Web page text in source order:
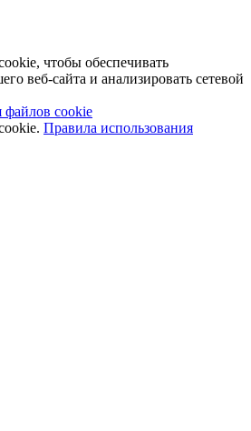
чтобы обеспечивать
веб-сайта и анализировать сетевой
файлов cookie
Правила использования